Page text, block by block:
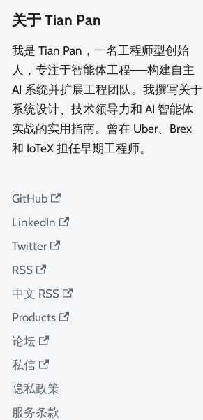
关于 Tian Pan
我是 Tian Pan，一名工程师型创始
人，专注于智能体工程——构建自主
AI 系统并扩展工程团队。我撰写关于
系统设计、技术领导力和 AI 智能体
实战的实用指南。曾在 Uber、Brex
和 IoTeX 担任早期工程师。
GitHub
LinkedIn
Twitter
RSS
中文 RSS
Products
论坛
私信
隐私政策
服务条款